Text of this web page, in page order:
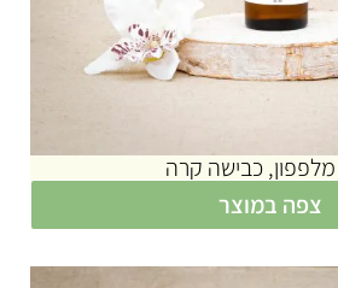
מלפפון, כבישה קרה
צפה במוצר